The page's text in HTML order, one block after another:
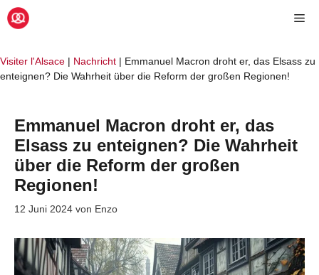
Zum
Inhalt
Visiter l'Alsace | Nachricht | Emmanuel Macron droht er, das Elsass zu
enteignen? Die Wahrheit über die Reform der großen Regionen!
Emmanuel Macron droht er, das
Elsass zu enteignen? Die Wahrheit
über die Reform der großen
Regionen!
12 Juni 2024 von Enzo